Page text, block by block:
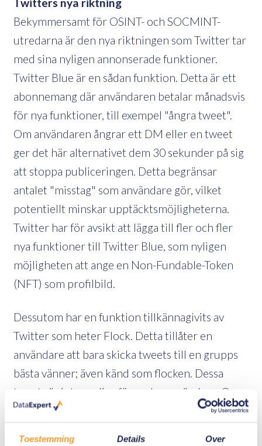
Toestemming Details Over
Bekymmersamt för OSINT- och SOCMINT-
utredarna är den nya riktningen som Twitter tar
med sina nyligen annonserade funktioner.
Twitter Blue är en sådan funktion. Detta är ett
abonnemang där användaren betalar månadsvis
för nya funktioner, till exempel "ångra tweet".
Om användaren ångrar ett DM eller en tweet
ger det här alternativet dem 30 sekunder på sig
att stoppa publiceringen. Detta begränsar
antalet "misstag" som användare gör, vilket
potentiellt minskar upptäcktsmöjligheterna.
Twitter har för avsikt att lägga till fler och fler
nya funktioner till Twitter Blue, som nyligen
möjligheten att ange en Non-Fundable-Token
(NFT) som profilbild.
Dessutom har en funktion tillkännagivits av
Twitter som heter Flock. Detta tillåter en
användare att bara skicka tweets till en grupps
bästa vänner; även känd som flocken. Dessa
tweets är inte synliga för andra användare. Om
du inte tillhör denna innersta krets som